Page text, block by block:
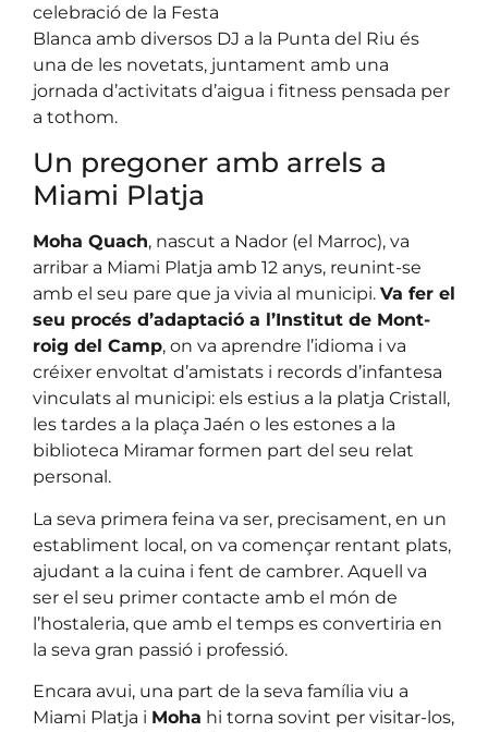
celebració de la Festa
Blanca amb diversos DJ a la Punta del Riu és
una de les novetats, juntament amb una
jornada d’activitats d’aigua i fitness pensada per
a tothom.
Un pregoner amb arrels a
Miami Platja
Moha Quach, nascut a Nador (el Marroc), va
arribar a Miami Platja amb 12 anys, reunint-se
amb el seu pare que ja vivia al municipi. Va fer el
seu procés d’adaptació a l’Institut de Mont-
roig del Camp, on va aprendre l’idioma i va
créixer envoltat d’amistats i records d’infantesa
vinculats al municipi: els estius a la platja Cristall,
les tardes a la plaça Jaén o les estones a la
biblioteca Miramar formen part del seu relat
personal.
La seva primera feina va ser, precisament, en un
establiment local, on va començar rentant plats,
ajudant a la cuina i fent de cambrer. Aquell va
ser el seu primer contacte amb el món de
l’hostaleria, que amb el temps es convertiria en
la seva gran passió i professió.
Encara avui, una part de la seva família viu a
Miami Platja i Moha hi torna sovint per visitar-los,